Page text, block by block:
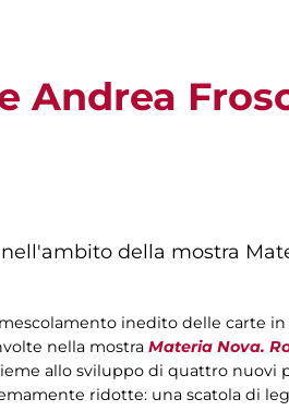
Andrea
della mostra
inedito delle carte in
nella mostra Materia Nova.
allo sviluppo di quattro nuovi
ridotte: una scatola di